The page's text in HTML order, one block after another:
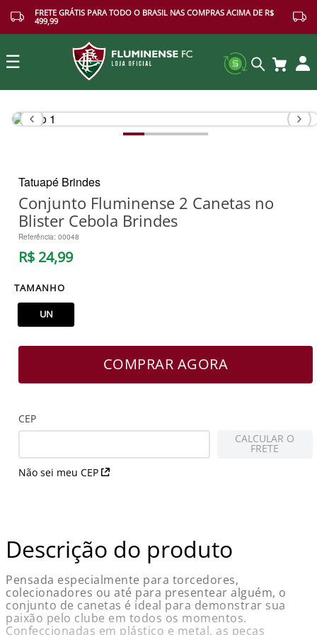
FRETE GRÁTIS PARA TODO O BRASIL NAS COMPRAS ACIMA DE R$
499,99
☰
Buscar
Tatuapé Brindes
Conjunto Fluminense 2 Canetas no
Blister Cebola Brindes
Referência: 00048
R$ 24,99
TAMANHO
UN
COMPRAR AGORA
CEP
Não sei meu CEP
CALCULAR O
FRETE
Descrição do produto
Pensada especialmente para torcedores,
colecionadores ou até para presentear alguém, o
conjunto de canetas é ideal para demonstrar sua
paixão pelo clube em todos os momentos.
Confeccionadas em plástico e metal, as peças